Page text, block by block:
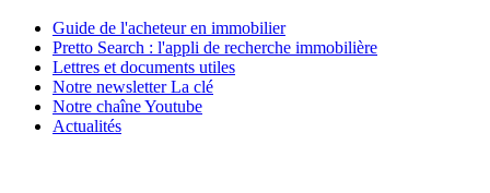
Guide de l'acheteur en immobilier
Pretto Search : l'appli de recherche immobilière
Lettres et documents utiles
Notre newsletter La clé
Notre chaîne Youtube
Actualités